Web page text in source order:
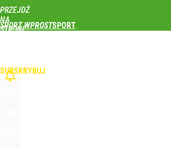
PRZEJDŹ
NA
STRONĘ
SPORT WPROST
SUBSKRYBUJ